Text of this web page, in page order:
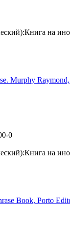
Книга на
Murphy
0
Книга на
Book, Porto